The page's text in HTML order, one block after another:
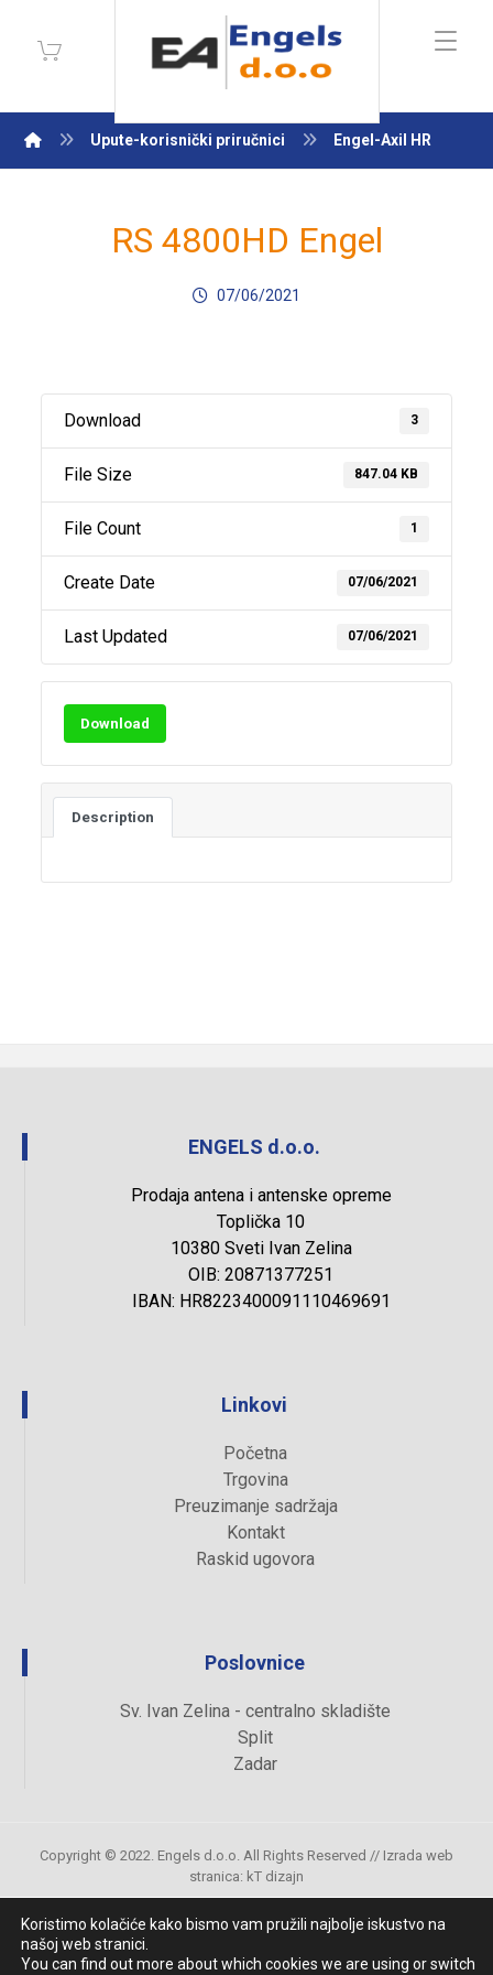
Upute-korisnički priručnici Engel-Axil HR
RS 4800HD Engel
07/06/2021
Download 3
File Size 847.04 KB
File Count 1
Create Date 07/06/2021
Last Updated 07/06/2021
Download
Description
ENGELS d.o.o.
Prodaja antena i antenske opreme
Toplička 10
10380 Sveti Ivan Zelina
OIB: 20871377251
IBAN: HR8223400091110469691
Linkovi
Početna
Trgovina
Preuzimanje sadržaja
Kontakt
Raskid ugovora
Poslovnice
Sv. Ivan Zelina - centralno skladište
Split
Zadar
Copyright © 2022. Engels d.o.o. All Rights Reserved // Izrada web
stranica: kT dizajn
Koristimo kolačiće kako bismo vam pružili najbolje iskustvo na
našoj web stranici.
You can find out more about which cookies we are using or switch